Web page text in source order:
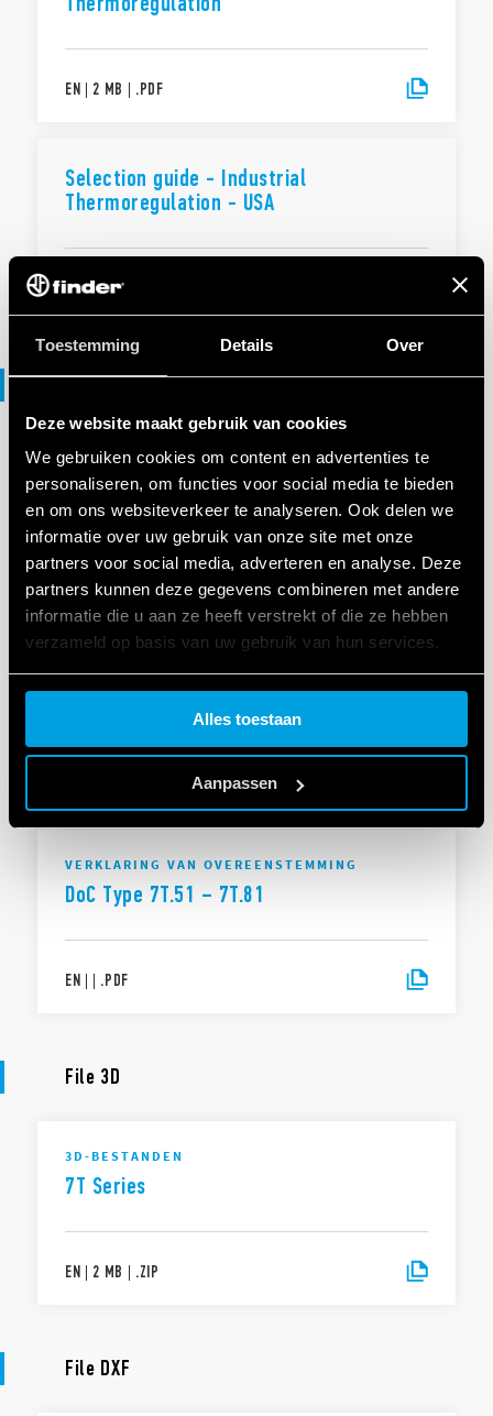
Toestemming Details Over
Deze website maakt gebruik van cookies
We gebruiken cookies om content en advertenties te
personaliseren, om functies voor social media te bieden
en om ons websiteverkeer te analyseren. Ook delen we
informatie over uw gebruik van onze site met onze
partners voor social media, adverteren en analyse. Deze
partners kunnen deze gegevens combineren met andere
informatie die u aan ze heeft verstrekt of die ze hebben
verzameld op basis van uw gebruik van hun services.
Cookie policy.
Alles toestaan
Aanpassen
EN | 2 MB | .PDF
Selection guide - Industrial
Thermoregulation - USA
EN| | .PDF
Verklaring van overeenstemming
VERKLARING VAN OVEREENSTEMMING
DoC Type 7T.81
|
UKCA 7T Series
VERKLARING VAN OVEREENSTEMMING
DoC Type 7T.51 – 7T.81
EN | | .PDF
File 3D
3D-BESTANDEN
7T Series
EN | 2 MB | .ZIP
File DXF